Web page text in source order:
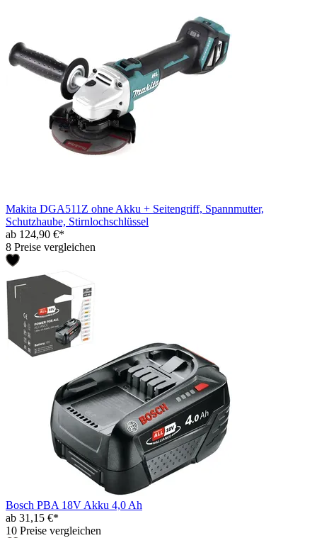
Makita DGA511Z ohne Akku + Seitengriff, Spannmutter,
Schutzhaube, Stirnlochschlüssel
ab 124,90 €*
8 Preise vergleichen
Bosch PBA 18V Akku 4,0 Ah
ab 31,15 €*
10 Preise vergleichen